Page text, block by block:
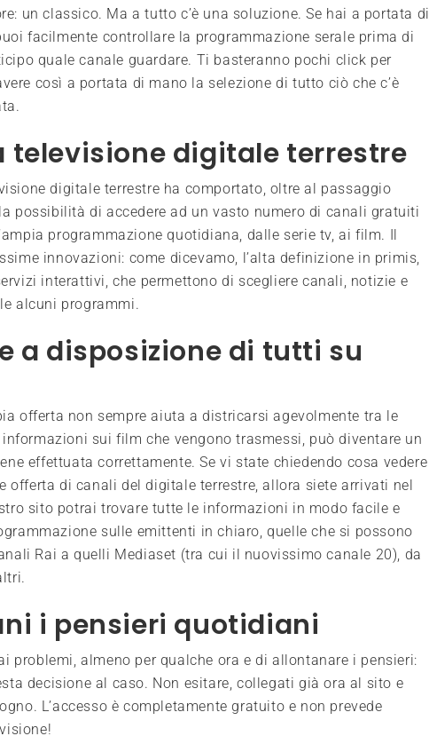
un classico. Ma a tutto c’è una soluzione. Se hai a portata di
facilmente controllare la programmazione serale prima di
quale canale guardare. Ti basteranno pochi click per
così a portata di mano la selezione di tutto ciò che c’è
televisione digitale terrestre
digitale terrestre ha comportato, oltre al passaggio
possibilità di accedere ad un vasto numero di canali gratuiti
programmazione quotidiana, dalle serie tv, ai film. Il
innovazioni: come dicevamo, l’alta definizione in primis,
interattivi, che permettono di scegliere canali, notizie e
alcuni programmi.
a disposizione di tutti su
offerta non sempre aiuta a districarsi agevolmente tra le
sui film che vengono trasmessi, può diventare un
effettuata correttamente. Se vi state chiedendo cosa vedere
offerta di canali del digitale terrestre, allora siete arrivati nel
sito potrai trovare tutte le informazioni in modo facile e
sulle emittenti in chiaro, quelle che si possono
Rai a quelli Mediaset (tra cui il nuovissimo canale 20), da
i pensieri quotidiani
problemi, almeno per qualche ora e di allontanare i pensieri:
decisione al caso. Non esitare, collegati già ora al sito e
L’accesso è completamente gratuito e non prevede